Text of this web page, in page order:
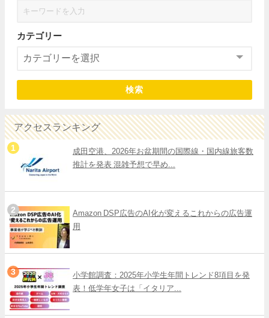
カテゴリー
検索
アクセスランキング
成田空港、2026年お盆期間の国際線・国内線旅客数
推計を発表 混雑予想で早め...
Amazon DSP広告のAI化が変えるこれからの広告運
用
小学館調査：2025年小学生年間トレンド8項目を発
表！低学年女子は「イタリア...